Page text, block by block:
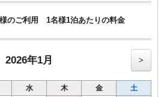
のご利用 1名様1泊あたりの料金
2026年1月 >
水 木 金 土